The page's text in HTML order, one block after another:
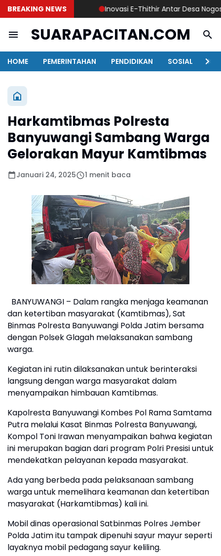
BREAKING NEWS Inovasi E-Thithir Antar Desa Nogosari
SUARAPACITAN.COM
HOME PEMERINTAHAN PENDIDIKAN SOSIAL
Harkamtibmas Polresta
Banyuwangi Sambang Warga
Gelorakan Mayur Kamtibmas
Januari 24, 2025 1 menit baca
BANYUWANGI – Dalam rangka menjaga keamanan
dan ketertiban masyarakat (Kamtibmas), Sat
Binmas Polresta Banyuwangi Polda Jatim bersama
dengan Polsek Glagah melaksanakan sambang
warga.
Kegiatan ini rutin dilaksanakan untuk berinteraksi
langsung dengan warga masyarakat dalam
menyampaikan himbauan Kamtibmas.
Kapolresta Banyuwangi Kombes Pol Rama Samtama
Putra melalui Kasat Binmas Polresta Banyuwangi,
Kompol Toni Irawan menyampaikan bahwa kegiatan
ini merupakan bagian dari program Polri Presisi untuk
mendekatkan pelayanan kepada masyarakat.
Ada yang berbeda pada pelaksanaan sambang
warga untuk memelihara keamanan dan ketertiban
masyarakat (Harkamtibmas) kali ini.
Mobil dinas operasional Satbinmas Polres Jember
Polda Jatim itu tampak dipenuhi sayur mayur seperti
layaknya mobil pedagang sayur keliling.